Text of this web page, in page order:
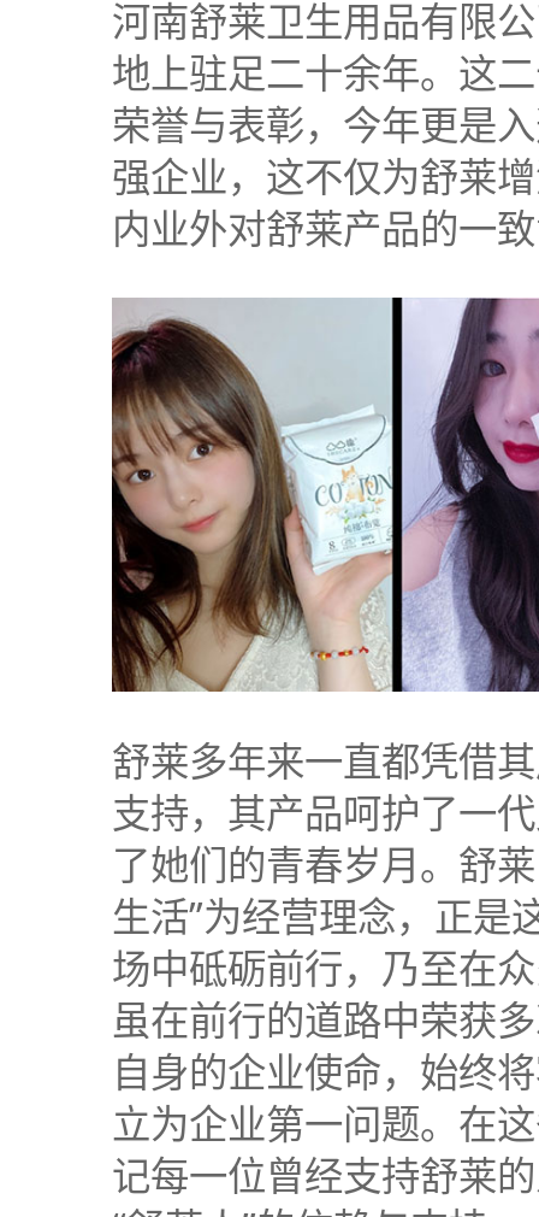
河南舒莱卫生用品有限
地上驻足二十余年。这
荣誉与表彰，今年更是
强企业，这不仅为舒莱
内业外对舒莱产品的一
舒莱多年来一直都凭借
支持，其产品呵护了一
了她们的青春岁月。舒
生活”为经营理念，正是
场中砥砺前行，乃至在
虽在前行的道路中荣获
自身的企业使命，始终
立为企业第一问题。在
记每一位曾经支持舒莱